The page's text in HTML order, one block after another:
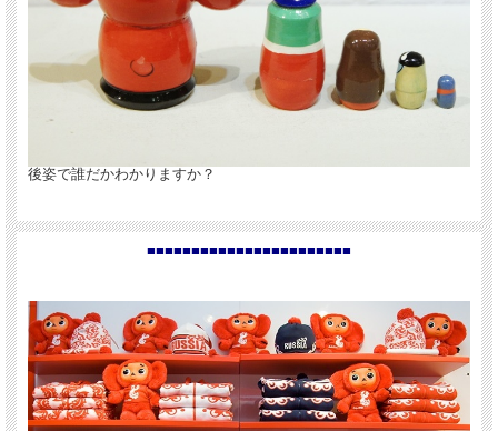
後姿で誰だかわかりますか？
■■■■■■■■■■■■■■■■■■■■■■■